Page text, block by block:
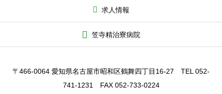
求人情報
笠寺精治寮病院
〒466-0064 愛知県名古屋市昭和区鶴舞四丁目16-27 TEL 052-
741-1231 FAX 052-733-0224